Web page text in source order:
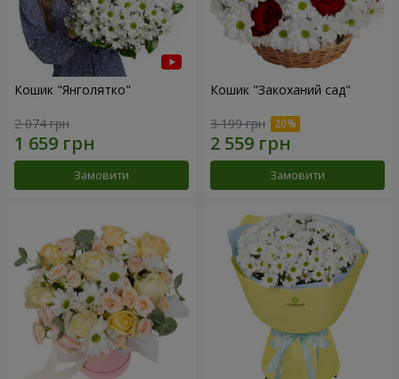
Кошик "Янголятко"
2 074 грн
Замовити
Кошик "Закоханий сад"
3 199 грн
Замовити